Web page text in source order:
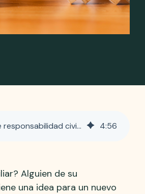
Gestión de responsabilidad civil en un organismo de voluntariado 4:56
Alguien de su
una idea para un nuevo